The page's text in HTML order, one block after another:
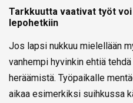
Tarkkuutta vaativat työt
lepohetkiin
Jos lapsi nukkuu mielellään
vanhempi hyvinkin ehtiä
heräämistä. Työpaikalle
aikaa esimerkiksi suihkussa